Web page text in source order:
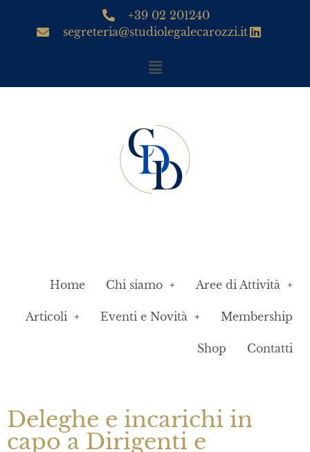
+39 02 201240
segreteria@studiolegalecarozzi.it
Home Chi siamo Aree di Attività
Articoli Eventi e Novità Membership
Shop Contatti
Deleghe e incarichi in
capo a Dirigenti e